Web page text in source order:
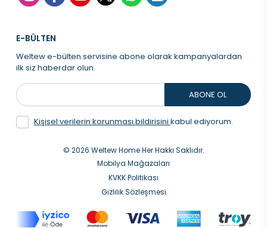
E-BÜLTEN
Weltew e-bülten servisine abone olarak kampanyalardan
ilk siz haberdar olun.
Kişisel verilerin korunması bildirisini kabul ediyorum.
ABONE OL
© 2026 Weltew Home Her Hakkı Saklıdır.
Mobilya Mağazaları
KVKK Politikası
Gizlilik Sözleşmesi